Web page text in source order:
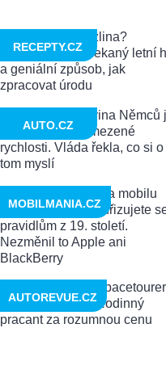
RECEPTY.CZ
AUTO.CZ
MOBILMANIA.CZ
AUTOREVUE.CZ